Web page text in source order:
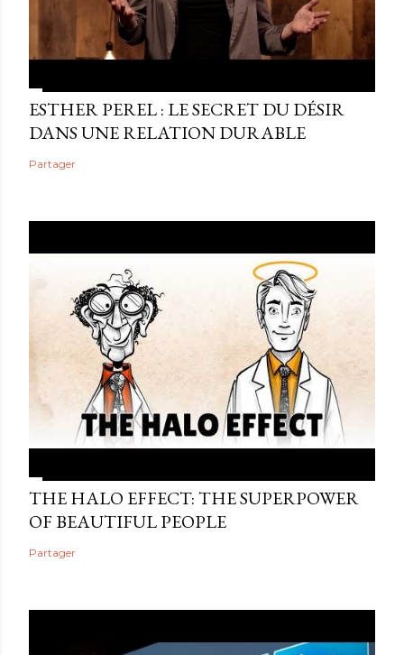
ESTHER PEREL : LE SECRET DU DÉSIR
DANS UNE RELATION DURABLE
Partager
THE HALO EFFECT: THE SUPERPOWER
OF BEAUTIFUL PEOPLE
Partager